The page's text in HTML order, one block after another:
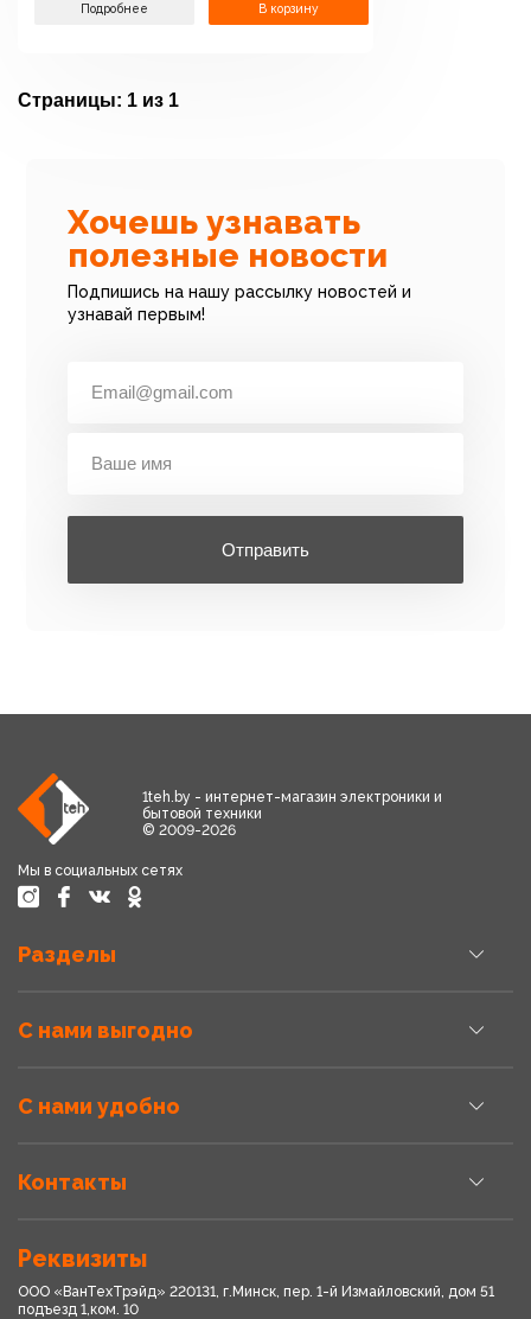
Подробнее В корзину
Страницы: 1 из 1
Хочешь узнавать
полезные новости
Подпишись на нашу рассылку новостей и
узнавай первым!
Отправить
1teh.by - интернет-магазин электроники и
бытовой техники
© 2009-2026
Мы в социальных сетях
Разделы
С нами выгодно
С нами удобно
Контакты
Реквизиты
ООО «ВанТехТрэйд» 220131, г.Минск, пер. 1-й Измайловский, дом 51
подъезд 1,ком. 10